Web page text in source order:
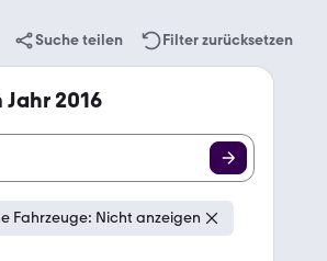
Suche teilen Filter zurücksetzen
2016
Fahrzeuge: Nicht anzeigen